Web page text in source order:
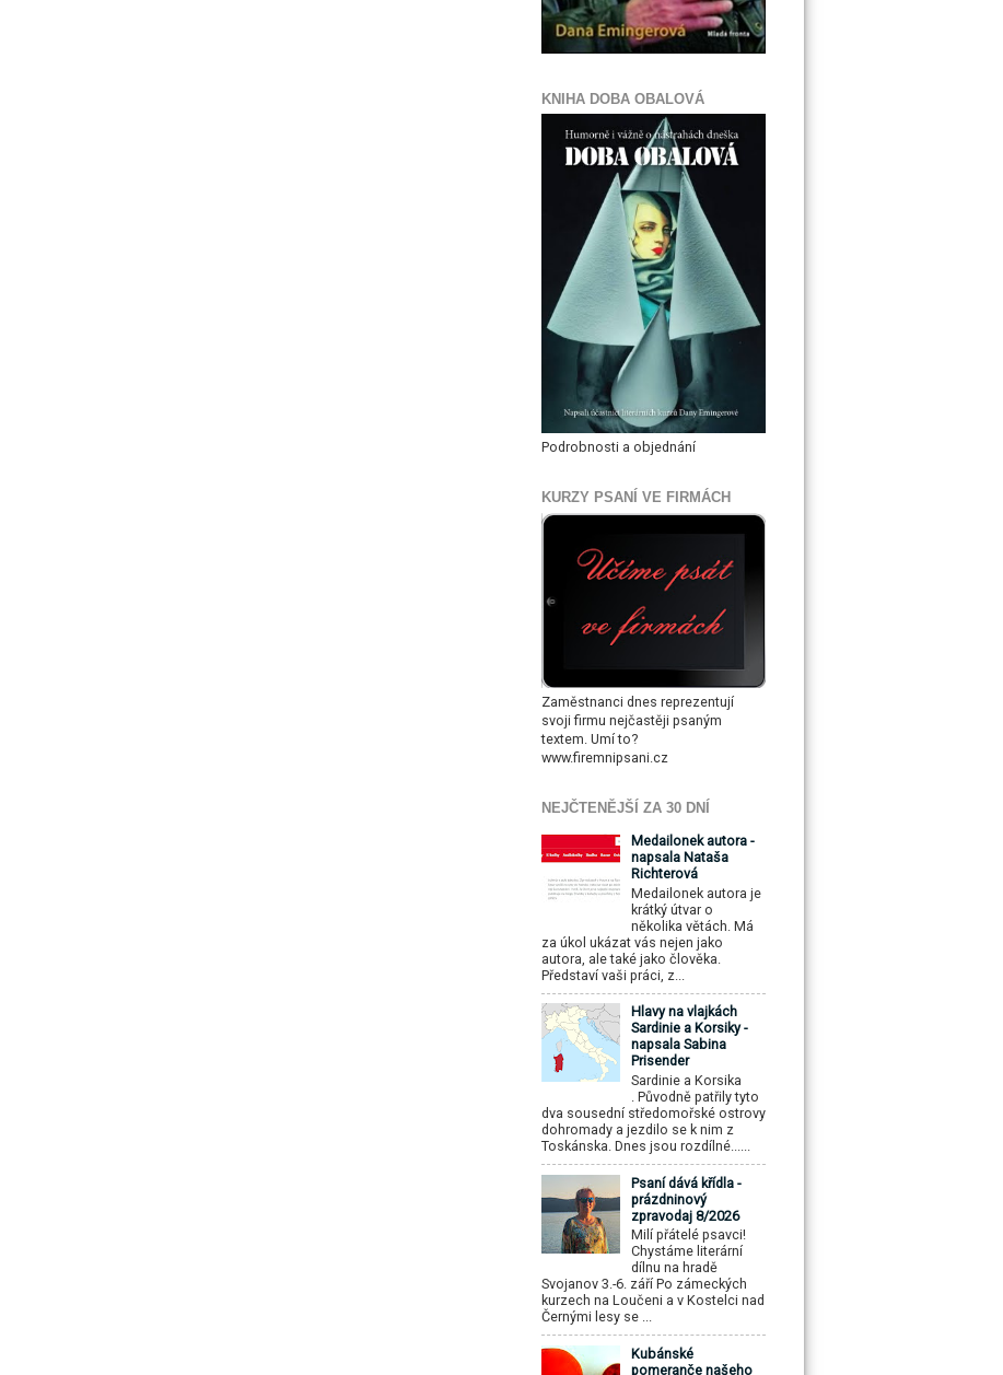
KNIHA DOBA OBALOVÁ
Podrobnosti a objednání
KURZY PSANÍ VE FIRMÁCH
Zaměstnanci dnes reprezentují
svoji firmu nejčastěji psaným
textem. Umí to?
www.firemnipsani.cz
NEJČTENĚJŠÍ ZA 30 DNÍ
Medailonek autora -
napsala Nataša
Richterová
Medailonek autora je
krátký útvar o
několika větách. Má
za úkol ukázat vás nejen jako
autora, ale také jako člověka.
Představí vaši práci, z...
Hlavy na vlajkách
Sardinie a Korsiky -
napsala Sabina
Prisender
Sardinie a Korsika
. Původně patřily tyto
dva sousední středomořské ostrovy
dohromady a jezdilo se k nim z
Toskánska. Dnes jsou rozdílné......
Psaní dává křídla -
prázdninový
zpravodaj 8/2026
Milí přátelé psavci!
Chystáme literární
dílnu na hradě
Svojanov 3.-6. září Po zámeckých
kurzech na Loučeni a v Kostelci nad
Černými lesy se ...
Kubánské
pomeranče našeho